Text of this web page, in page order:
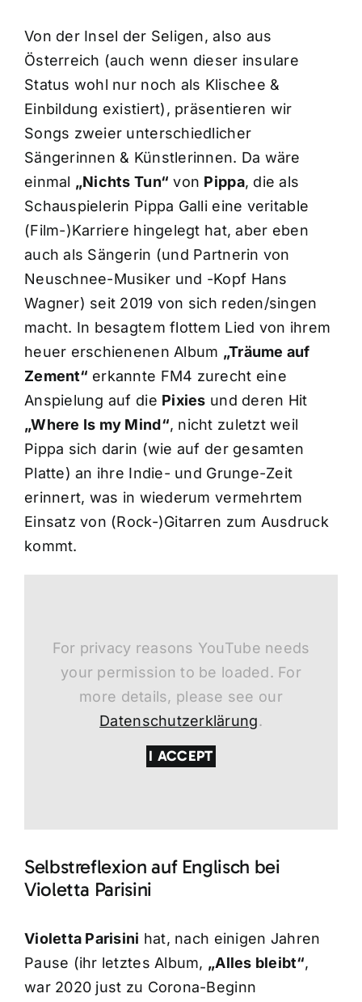
Von der Insel der Seligen, also aus
Österreich (auch wenn dieser insulare
Status wohl nur noch als Klischee &
Einbildung existiert), präsentieren wir
Songs zweier unterschiedlicher
Sängerinnen & Künstlerinnen. Da wäre
einmal „Nichts Tun“ von Pippa, die als
Schauspielerin Pippa Galli eine veritable
(Film-)Karriere hingelegt hat, aber eben
auch als Sängerin (und Partnerin von
Neuschnee-Musiker und -Kopf Hans
Wagner) seit 2019 von sich reden/singen
macht. In besagtem flottem Lied von ihrem
heuer erschienenen Album „Träume auf
Zement“ erkannte FM4 zurecht eine
Anspielung auf die Pixies und deren Hit
„Where Is my Mind“, nicht zuletzt weil
Pippa sich darin (wie auf der gesamten
Platte) an ihre Indie- und Grunge-Zeit
erinnert, was in wiederum vermehrtem
Einsatz von (Rock-)Gitarren zum Ausdruck
kommt.
For privacy reasons YouTube needs
your permission to be loaded. For
more details, please see our
Datenschutzerklärung.
I ACCEPT
Selbstreflexion auf Englisch bei
Violetta Parisini
Violetta Parisini hat, nach einigen Jahren
Pause (ihr letztes Album, „Alles bleibt“,
war 2020 just zu Corona-Beginn